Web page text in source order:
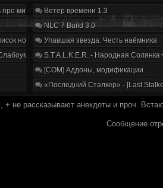
мир, геймплей и сюжет | Разбор трейлера
нововведений
и отвага
Ветер времени 1.3
NLC 7 Build 3.0
Упавшая звезда. Честь наёмника
S.T.A.L.K.E.R. - Народная
[COM] Аддоны, модификации.
«Последний Сталкер» - [Last
+ не рассказывают анекдоты и проч.
Сообщение